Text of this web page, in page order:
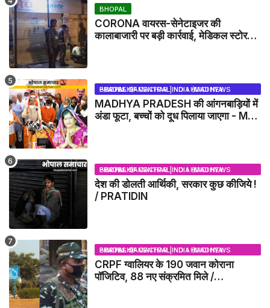
BHOPAL
CORONA वायरस-सेनेटाइजर की
कालाबाजारी पर बड़ी कार्रवाई, मेडिकल स्टोर
BHOPAL SAMACHAR | NO 1 HINDI NEWS PORTAL OF CENTRAL INDIA (MADHYA PRADESH)
MADHYA PRADESH की आंगनबाड़ियों में
अंडा फूटा, बच्चों को दूध पिलाया जाएगा - MP
BHOPAL SAMACHAR | NO 1 HINDI NEWS PORTAL OF CENTRAL INDIA (MADHYA PRADESH)
देश की डोलती आर्थिकी, सरकार कुछ कीजिये !
/ PRATIDIN
BHOPAL SAMACHAR | NO 1 HINDI NEWS PORTAL OF CENTRAL INDIA (MADHYA PRADESH)
CRPF ग्वालियर के 190 जवान कोराना
पॉजिटिव, 88 नए संक्रमित मिले /